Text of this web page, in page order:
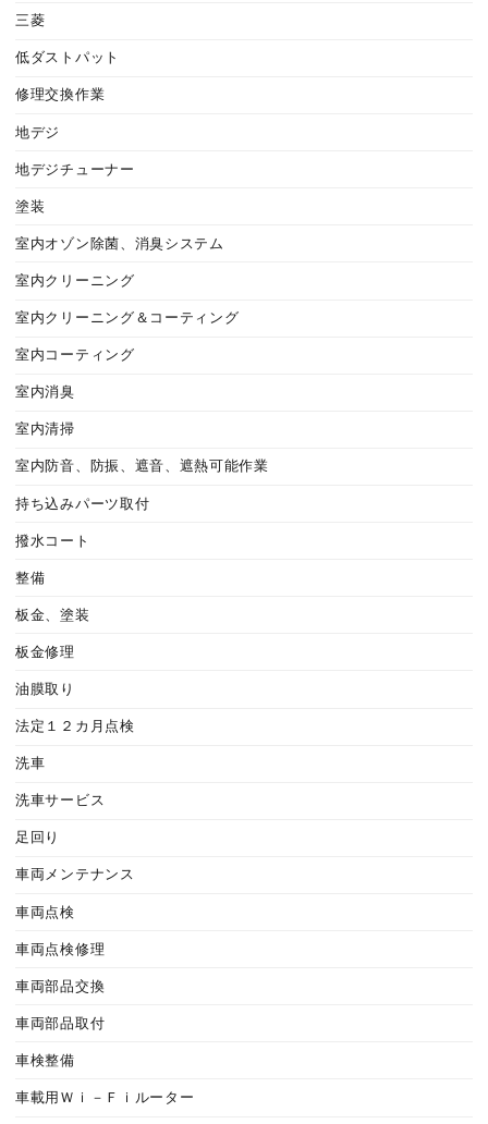
三菱
低ダストパット
修理交換作業
地デジ
地デジチューナー
塗装
室内オゾン除菌、消臭システム
室内クリーニング
室内クリーニング＆コーティング
室内コーティング
室内消臭
室内清掃
室内防音、防振、遮音、遮熱可能作業
持ち込みパーツ取付
撥水コート
整備
板金、塗装
板金修理
油膜取り
法定１２カ月点検
洗車
洗車サービス
足回り
車両メンテナンス
車両点検
車両点検修理
車両部品交換
車両部品取付
車検整備
車載用Ｗｉ－Ｆｉルーター